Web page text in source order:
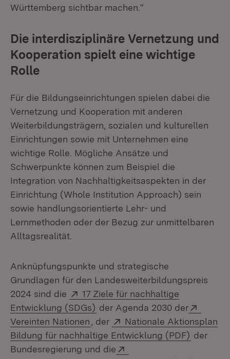
Württemberg sichtbar machen.“
Die interdisziplinäre Vernetzung und
Kooperation spielt eine wichtige
Rolle
Für die Bildungseinrichtungen spielen dabei die
Vernetzung und Kooperation mit anderen
Weiterbildungsträgern, sozialen und kulturellen
Einrichtungen sowie mit Unternehmen eine
wichtige Rolle. Mögliche Ansätze und
Schwerpunkte können zum Beispiel die
Integration von Nachhaltigkeitsaspekten in der
Einrichtung (Whole Institution Approach) sein
sowie handlungsorientierte Lehr- und
Lernmethoden oder der Bezug zur unmittelbaren
Alltagsrealität.
Anknüpfungspunkte und strategische
Grundlagen für den Landesweiterbildungspreis
2024 sind die
Extern:
17 Ziele für nachhaltige
Entwicklung (SDGs) (Öffnet in neuem Fenster)
der Agenda 2030 der
Vereinten Nationen (Öffnet in neuem Fenster)
, der Extern:
Nationale Aktionsplan
Bildung für nachhaltige Entwicklung (PDF) (Öffnet
der
Bundesregierung und die